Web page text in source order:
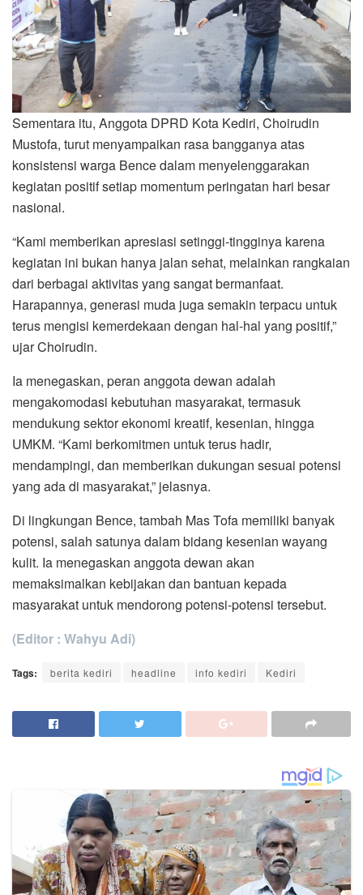
Sementara itu, Anggota DPRD Kota Kediri, Choirudin
Mustofa, turut menyampaikan rasa bangganya atas
konsistensi warga Bence dalam menyelenggarakan
kegiatan positif setiap momentum peringatan hari besar
nasional.
“Kami memberikan apresiasi setinggi-tingginya karena
kegiatan ini bukan hanya jalan sehat, melainkan rangkaian
dari berbagai aktivitas yang sangat bermanfaat.
Harapannya, generasi muda juga semakin terpacu untuk
terus mengisi kemerdekaan dengan hal-hal yang positif,”
ujar Choirudin.
Ia menegaskan, peran anggota dewan adalah
mengakomodasi kebutuhan masyarakat, termasuk
mendukung sektor ekonomi kreatif, kesenian, hingga
UMKM. “Kami berkomitmen untuk terus hadir,
mendampingi, dan memberikan dukungan sesuai potensi
yang ada di masyarakat,” jelasnya.
Di lingkungan Bence, tambah Mas Tofa memiliki banyak
potensi, salah satunya dalam bidang kesenian wayang
kulit. Ia menegaskan anggota dewan akan
memaksimalkan kebijakan dan bantuan kepada
masyarakat untuk mendorong potensi-potensi tersebut.
(Editor : Wahyu Adi)
Tags: berita kediri headline info kediri Kediri